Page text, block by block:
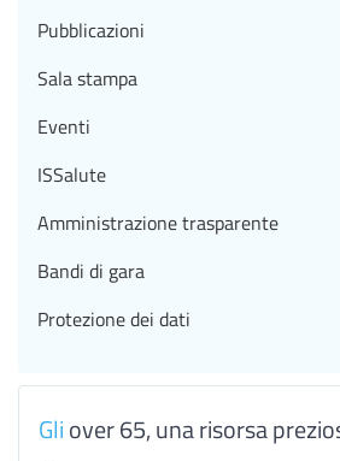
Gliover 65, una risorsa
Pubblicazioni
Sala stampa
Eventi
ISSalute
Amministrazione trasparente
Bandi di gara
Protezione dei dati